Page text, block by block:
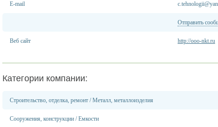
E-mail
Отправить
Веб сайт http://ooo-nkt.ru
Категории компании:
Строительство, отделка, ремонт /Металл, металлоизделия
Сооружения, конструкции /Емкости